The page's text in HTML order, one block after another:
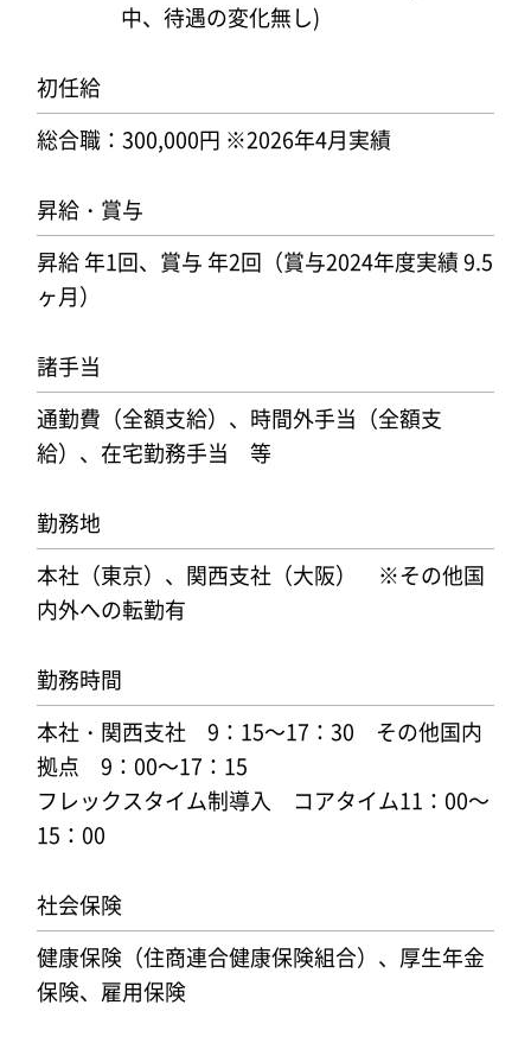
中、待遇の変化無し)
初任給
総合職：300,000円 ※2026年4月実績
昇給・賞与
昇給 年1回、賞与 年2回（賞与2024年度実績 9.5
ヶ月）
諸手当
通勤費（全額支給）、時間外手当（全額支
給）、在宅勤務手当 等
勤務地
本社（東京）、関西支社（大阪） ※その他国
内外への転勤有
勤務時間
本社・関西支社 9：15～17：30 その他国内
拠点 9：00～17：15
フレックスタイム制導入 コアタイム11：00～
15：00
社会保険
健康保険（住商連合健康保険組合）、厚生年金
保険、雇用保険